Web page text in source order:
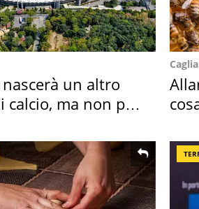
nascerà un altro
calcio, ma non per